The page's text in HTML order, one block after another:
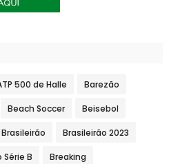
500 de Halle Barezão
Beach Soccer Beisebol
Brasileirão Brasileirão 2023
Série B Breaking